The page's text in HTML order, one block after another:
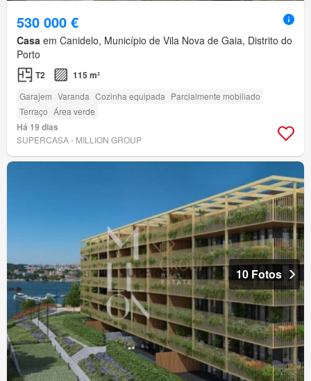
530 000 €
Casa em Canidelo, Município de Vila Nova de Gaia, Distrito do
Porto
T2 115 m²
Garajem Varanda Cozinha equipada Parcialmente mobiliado
Terraço Área verde
Há 19 dias
SUPERCASA - MILLION GROUP
10 Fotos